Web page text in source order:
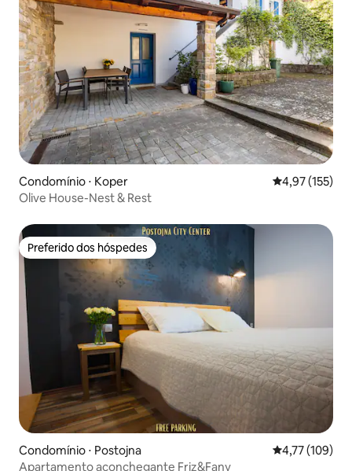
Condomínio ⋅ Koper 4,97 de uma
4,97 (155)
Olive House-Nest & Rest
Preferido dos hóspedes
Preferido dos hóspedes
Condomínio ⋅ Postojna 4,77 de uma
4,77 (109)
Apartamento aconchegante Friz&Fany